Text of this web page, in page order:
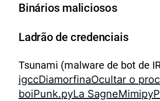
Binários maliciosos
Ladrão de credenciais
Tsunami (malware de bot de
igccDiamorfinaOcultar o
boiPunk.pyLa SagneMimipy